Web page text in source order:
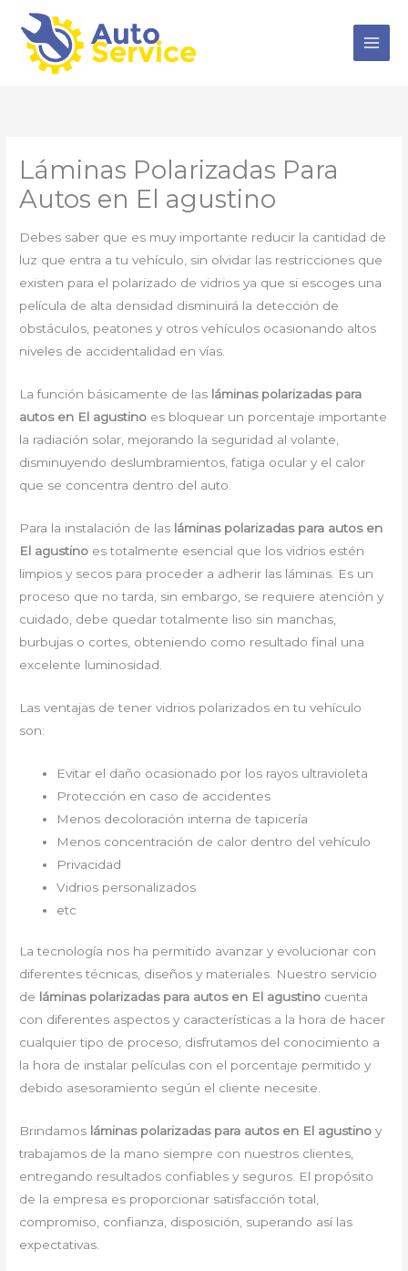
contenido
Láminas Polarizadas Para
Autos en El agustino
Debes saber que es muy importante reducir la cantidad de
luz que entra a tu vehículo, sin olvidar las restricciones que
existen para el polarizado de vidrios ya que si escoges una
película de alta densidad disminuirá la detección de
obstáculos, peatones y otros vehículos ocasionando altos
niveles de accidentalidad en vías.
La función básicamente de las láminas polarizadas para
autos en El agustino es bloquear un porcentaje importante
la radiación solar, mejorando la seguridad al volante,
disminuyendo deslumbramientos, fatiga ocular y el calor
que se concentra dentro del auto.
Para la instalación de las láminas polarizadas para autos en
El agustino es totalmente esencial que los vidrios estén
limpios y secos para proceder a adherir las láminas. Es un
proceso que no tarda, sin embargo, se requiere atención y
cuidado, debe quedar totalmente liso sin manchas,
burbujas o cortes, obteniendo como resultado final una
excelente luminosidad.
Las ventajas de tener vidrios polarizados en tu vehículo
son:
Evitar el daño ocasionado por los rayos ultravioleta
Protección en caso de accidentes
Menos decoloración interna de tapicería
Menos concentración de calor dentro del vehículo
Privacidad
Vidrios personalizados
etc
La tecnología nos ha permitido avanzar y evolucionar con
diferentes técnicas, diseños y materiales. Nuestro servicio
de láminas polarizadas para autos en El agustino cuenta
con diferentes aspectos y características a la hora de hacer
cualquier tipo de proceso, disfrutamos del conocimiento a
la hora de instalar películas con el porcentaje permitido y
debido asesoramiento según el cliente necesite.
Brindamos láminas polarizadas para autos en El agustinoy
trabajamos de la mano siempre con nuestros clientes,
entregando resultados confiables y seguros. El propósito
de la empresa es proporcionar satisfacción total,
compromiso, confianza, disposición, superando así las
expectativas.